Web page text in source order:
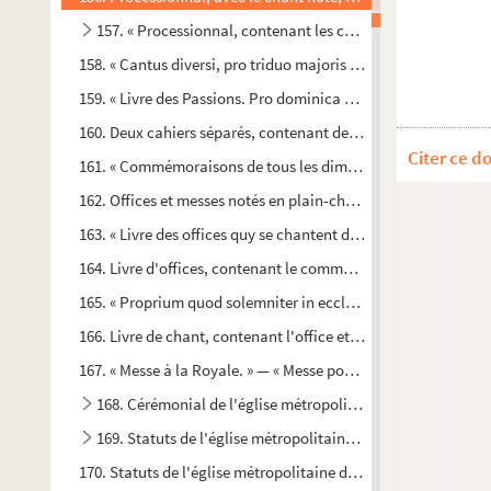
157. « Processionnal, contenant les chants des
158. « Cantus diversi, pro triduo majoris hebdomadae, die
159. « Livre des Passions. Pro dominica Palmarum et
160. Deux cahiers séparés, contenant deux parties du chant
161. « Commémoraisons de tous les dimanches de l'année.
162. Offices et messes notés en plain-chant, pour diverses
163. « Livre des offices quy se chantent dans la chappelle
164. Livre d'offices, contenant le commun des saints ; lequel
165. « Proprium quod solemniter in ecclesia collegiata
166. Livre de chant, contenant l'office et la messe de S.
167. « Messe à la Royale. » — « Messe pour notre séraphique
168. Cérémonial de l'église métropolitaine d'Aix
169. Statuts de l'église métropolitaine d'Aix
170. Statuts de l'église métropolitaine d'Aix
Citer ce